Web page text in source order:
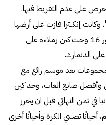
على عدم التفريط فيها.
وكانت إنكلترا فازت على أرضها
وأمام جمهورها 2- 0 على ألمانيا في دور 16 وحث كين زملاءه على
الدنمارك.
بعد موسم رائع مع
وأفضل صانع ألعاب، وجد كين
في ثمن النهائي قبل ان يحرز
تصلني الكرة وأحيانًا أخرى